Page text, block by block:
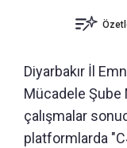
Diyarbakır İl
Mücadele Şube
çalışmalar
platformlarda